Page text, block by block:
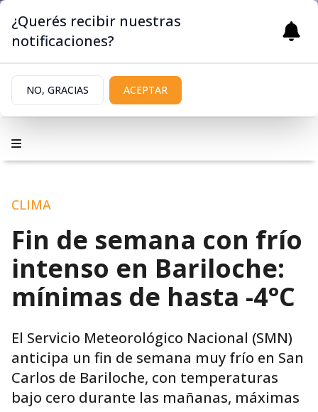
CLIMA
Fin de semana con frío
intenso en Bariloche:
mínimas de hasta -4°C
El Servicio Meteorológico Nacional (SMN)
anticipa un fin de semana muy frío en San
Carlos de Bariloche, con temperaturas
bajo cero durante las mañanas, máximas
¿Querés recibir nuestras
notificaciones?
NO, GRACIAS ACEPTAR